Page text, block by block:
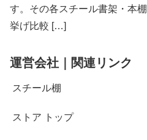
す。その各スチール書架・本
挙げ比較 […]
運営会社｜関連リンク
スチール棚
ストア トップ